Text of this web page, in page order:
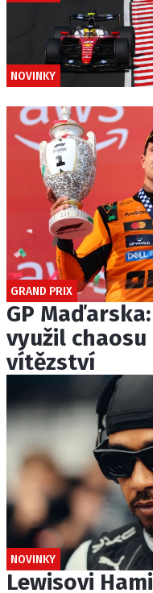
NOVINKY
GRAND PRIX
GP
využil chaosu
vítězství
NOVINKY
Lewisovi